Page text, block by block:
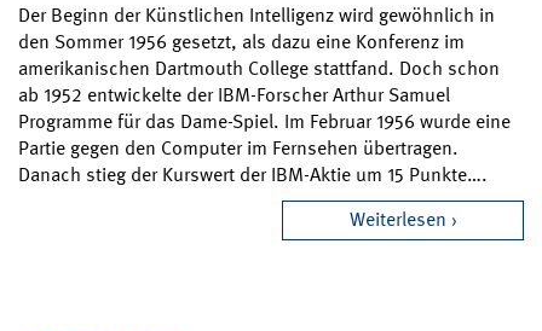
Der Beginn der Künstlichen Intelligenz wird gewöhnlich in
den Sommer 1956 gesetzt, als dazu eine Konferenz im
amerikanischen Dartmouth College stattfand. Doch schon
ab 1952 entwickelte der IBM-Forscher Arthur Samuel
Programme für das Dame-Spiel. Im Februar 1956 wurde eine
Partie gegen den Computer im Fernsehen übertragen.
Danach stieg der Kurswert der IBM-Aktie um 15 Punkte….
Weiterlesen